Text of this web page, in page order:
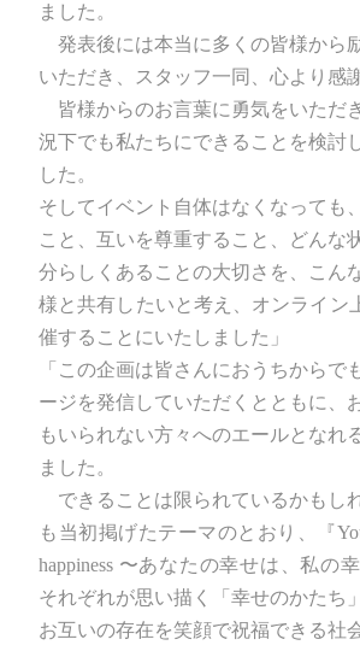
ました。
発表後には本当に多くの皆様から
いただき、スタッフ一同、心より感
皆様からのお言葉に勇気をいただ
況下でも私たちにできることを検討
した。
そしてイベント自体はなくなっても
こと、互いを尊重すること、どんな
分らしくあることの大切さを、こん
様と共有したいと考え、オンライン
催することにいたしました」
「この企画は皆さんにおうちからで
ージを発信していただくとともに、
もいられない方々へのエールとなれ
ました。
できることは限られているかもし
も当初掲げたテーマのとおり、『
happiness 〜あなたの幸せは、私の
それぞれが思い描く「幸せのかたち
お互いの存在を笑顔で祝福できる社